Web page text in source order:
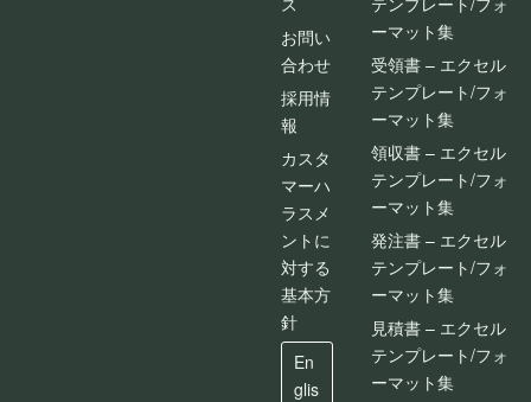
お問い
合わせ
採用情
報
カスタ
マーハ
ラスメ
ントに
対する
基本方
針
En
glis
ーマット集
受領書 – エクセル
テンプレート/フォ
ーマット集
領収書 – エクセル
テンプレート/フォ
ーマット集
発注書 – エクセル
テンプレート/フォ
ーマット集
見積書 – エクセル
テンプレート/フォ
ーマット集